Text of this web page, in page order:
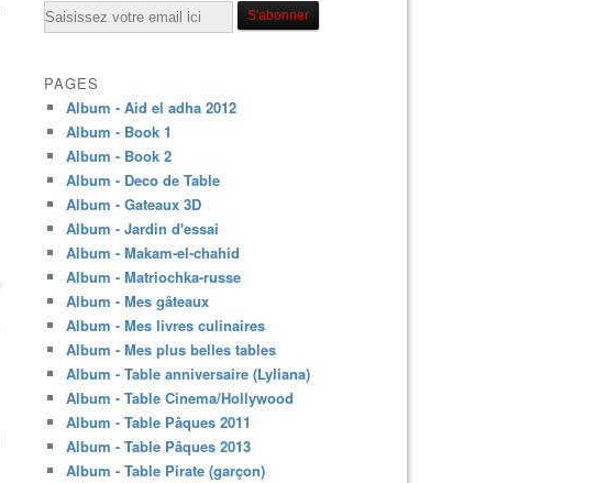
Email
PAGES
Album - Aid el adha 2012
Album - Book 1
Album - Book 2
Album - Deco de Table
Album - Gateaux 3D
Album - Jardin d'essai
Album - Makam-el-chahid
Album - Matriochka-russe
Album - Mes gâteaux
Album - Mes livres culinaires
Album - Mes plus belles tables
Album - Table anniversaire (Lyliana)
Album - Table Cinema/Hollywood
Album - Table Pâques 2011
Album - Table Pâques 2013
Album - Table Pirate (garçon)